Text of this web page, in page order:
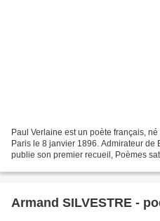
Paul Verlaine est un poète français,
Paris le 8 janvier 1896. Admirateur
publie son premier recueil, Poèmes
Armand SILVESTRE -